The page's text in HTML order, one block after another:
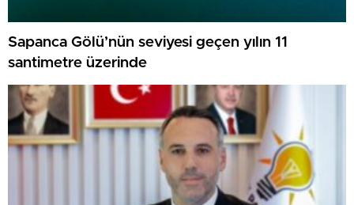
Sapanca Gölü’nün seviyesi geçen yılın 11
santimetre üzerinde